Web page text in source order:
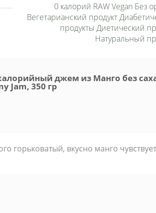
0 калорий RAW Vegan Без
Вегетарианский продукт
продукты Диетический
Натуральный
джем из Манго без
Jam, 350 гр
горьковатый, вкусно манго